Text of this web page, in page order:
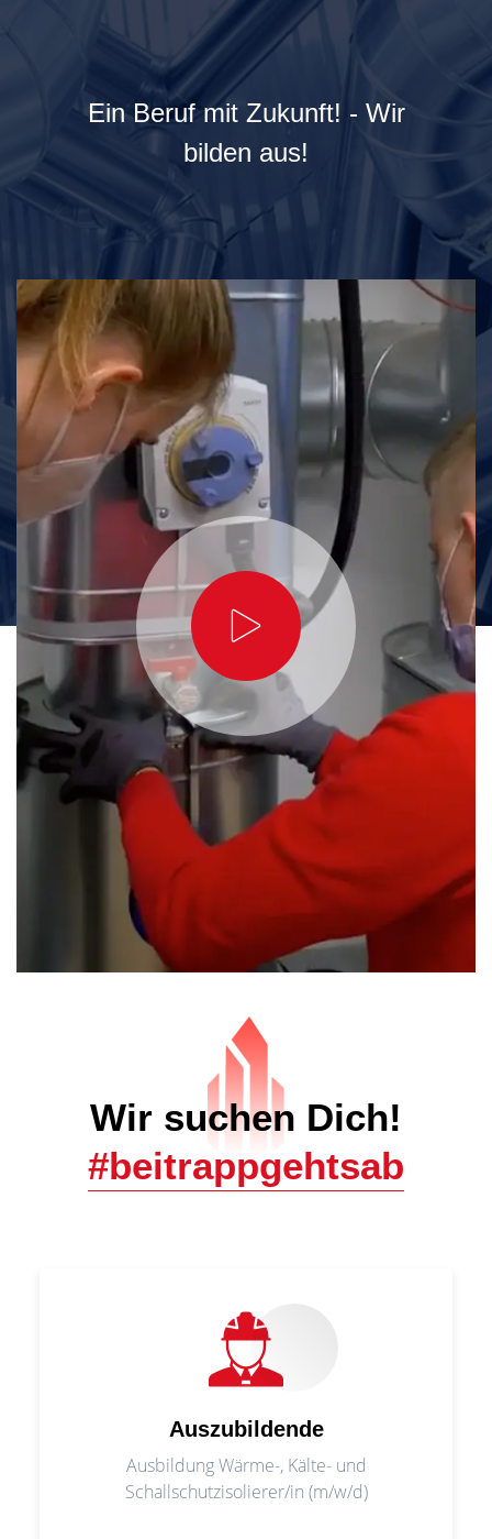
Ein Beruf mit Zukunft! - Wir
bilden aus!
Wir suchen Dich!
#beitrappgehtsab
Auszubildende
Ausbildung Wärme-, Kälte- und
Schallschutzisolierer/in (m/w/d)